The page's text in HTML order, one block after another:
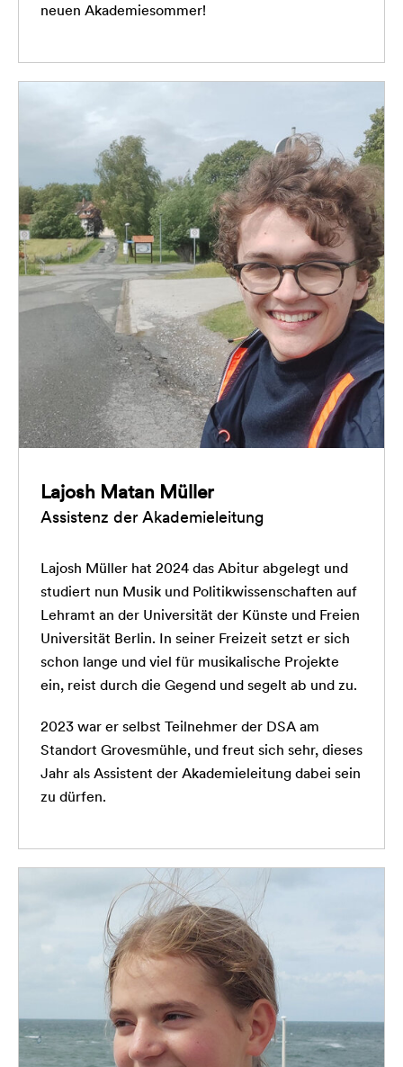
neuen Akademiesommer!
Lajosh Matan Müller
Assistenz der Akademieleitung
Lajosh Müller hat 2024 das Abitur abgelegt und
studiert nun Musik und Politikwissenschaften auf
Lehramt an der Universität der Künste und Freien
Universität Berlin. In seiner Freizeit setzt er sich
schon lange und viel für musikalische Projekte
ein, reist durch die Gegend und segelt ab und zu.
2023 war er selbst Teilnehmer der DSA am
Standort Grovesmühle, und freut sich sehr, dieses
Jahr als Assistent der Akademieleitung dabei sein
zu dürfen.